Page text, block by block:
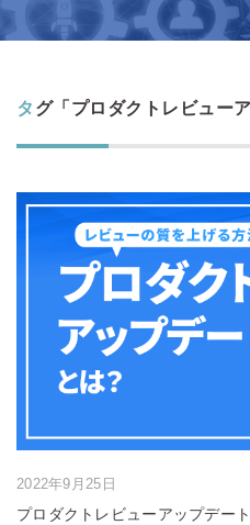
タグ「プロダクトレビュー
2022年9月25日
プロダクトレビューアップデー